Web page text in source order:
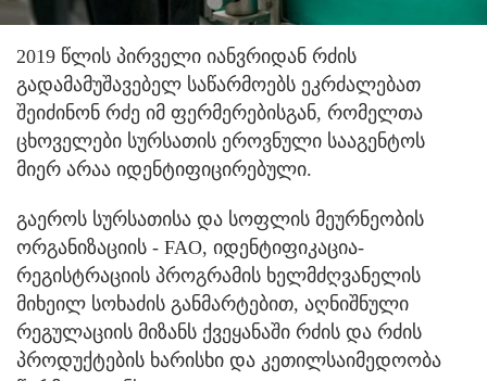
2019 წლის პირველი იანვრიდან რძის
გადამამუშავებელ საწარმოებს ეკრძალებათ
შეიძინონ რძე იმ ფერმერებისგან, რომელთა
ცხოველები სურსათის ეროვნული სააგენტოს
მიერ არაა იდენტიფიცირებული.
გაეროს სურსათისა და სოფლის მეურნეობის
ორგანიზაციის - FAO, იდენტიფიკაცია-
რეგისტრაციის პროგრამის ხელმძღვანელის
მიხეილ სოხაძის განმარტებით, აღნიშნული
რეგულაციის მიზანს ქვეყანაში რძის და რძის
პროდუქტების ხარისხი და კეთილსაიმედოობა